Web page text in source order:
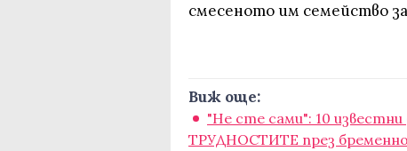
смесеното им семейство
Виж още:
"Не сте сами": 10
ТРУДНОСТИТЕ през